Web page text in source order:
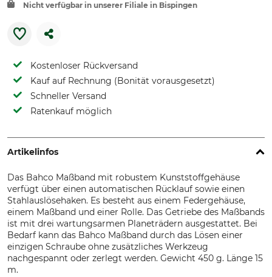
Nicht verfügbar in unserer Filiale in Bispingen
Kostenloser Rückversand
Kauf auf Rechnung (Bonität vorausgesetzt)
Schneller Versand
Ratenkauf möglich
Artikelinfos
Das Bahco Maßband mit robustem Kunststoffgehäuse
verfügt über einen automatischen Rücklauf sowie einen
Stahlauslösehaken. Es besteht aus einem Federgehäuse,
einem Maßband und einer Rolle. Das Getriebe des Maßbands
ist mit drei wartungsarmen Planeträdern ausgestattet. Bei
Bedarf kann das Bahco Maßband durch das Lösen einer
einzigen Schraube ohne zusätzliches Werkzeug
nachgespannt oder zerlegt werden. Gewicht 450 g. Länge 15
m.